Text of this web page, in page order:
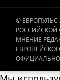
© ЕВРОПУЛЬС
РОССИЙСКОЙ
МНЕНИЕ